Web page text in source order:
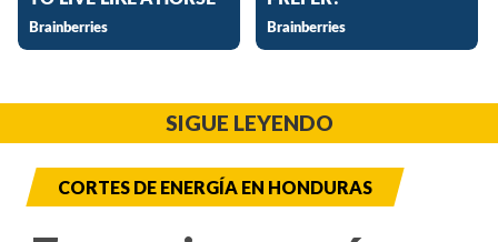
SIGUE LEYENDO
CORTES DE ENERGÍA EN HONDURAS